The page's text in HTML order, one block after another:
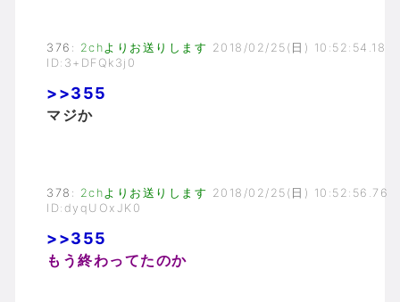
376 : 2chよりお送りします 2018/02/25(日) 10:52:54.18
ID:3+DFQk3j0
>>355
マジか
378 : 2chよりお送りします 2018/02/25(日) 10:52:56.76
ID:dyqUOxJK0
>>355
もう終わってたのか